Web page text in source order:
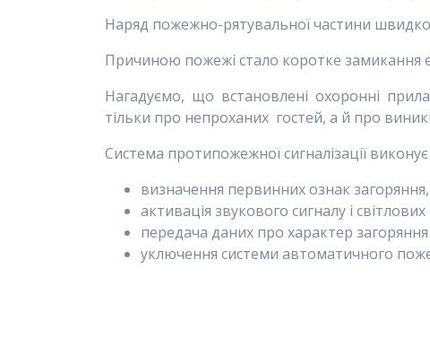
Наряд пожежно-рятувальної частини
Причиною пожежі стало коротке замикання
Нагадуємо, що встановлені охоронні
тільки про непроханих гостей, а й про
Система протипожежної сигналізації
визначення первинних ознак
активація звукового сигналу і
передача даних про характер загоряння і
уключення системи автоматичного